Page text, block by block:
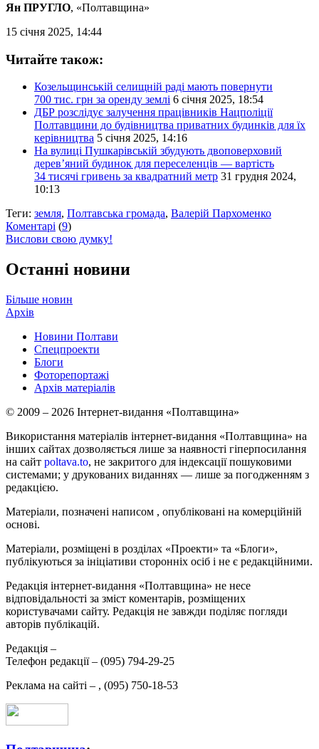
Ян ПРУГЛО, «Полтавщина»
15 січня 2025, 14:44
Читайте також:
Козельщинській селищній раді мають повернути
700 тис. грн за оренду землі 6 січня 2025, 18:54
ДБР розслідує залучення працівників Нацполіції
Полтавщини до будівництва приватних будинків для їх
керівництва 5 січня 2025, 14:16
На вулиці Пушкарівській збудують двоповерховий
дерев’яний будинок для переселенців — вартість
34 тисячі гривень за квадратний метр 31 грудня 2024,
10:13
Теги: земля, Полтавська громада, Валерій Пархоменко
Коментарі (9)
Вислови свою думку!
Останні новини
Більше новин
Архів
Новини Полтави
Спецпроекти
Блоги
Фоторепортажі
Архів матеріалів
© 2009 – 2026 Інтернет-видання «Полтавщина»
Використання матеріалів інтернет-видання «Полтавщина» на
інших сайтах дозволяється лише за наявності гіперпосилання
на сайт poltava.to, не закритого для індексації пошуковими
системами; у друкованих виданнях — лише за погодженням з
редакцією.
Матеріали, позначені написом , опубліковані на комерційній
основі.
Матеріали, розміщені в розділах «Проекти» та «Блоги»,
публікуються за ініціативи сторонніх осіб і не є редакційними.
Редакція інтернет-видання «Полтавщина» не несе
відповідальності за зміст коментарів, розміщених
користувачами сайту. Редакція не завжди поділяє погляди
авторів публікацій.
Редакція –
Телефон редакції – (095) 794-29-25
Реклама на сайті – , (095) 750-18-53